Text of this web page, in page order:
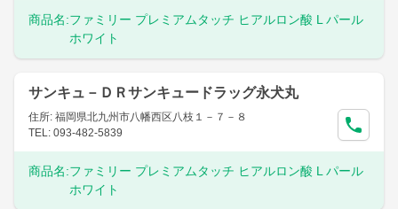
商品名:ファミリー プレミアムタッチ ヒアルロン酸 L パール
ホワイト
サンキュ－ＤＲサンキュードラッグ永犬丸
住所: 福岡県北九州市八幡西区八枝１－７－８
TEL: 093-482-5839
商品名:ファミリー プレミアムタッチ ヒアルロン酸 L パール
ホワイト